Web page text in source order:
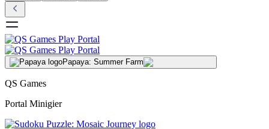
Papaya: Summer Farm
QS Games
Portal Minigier